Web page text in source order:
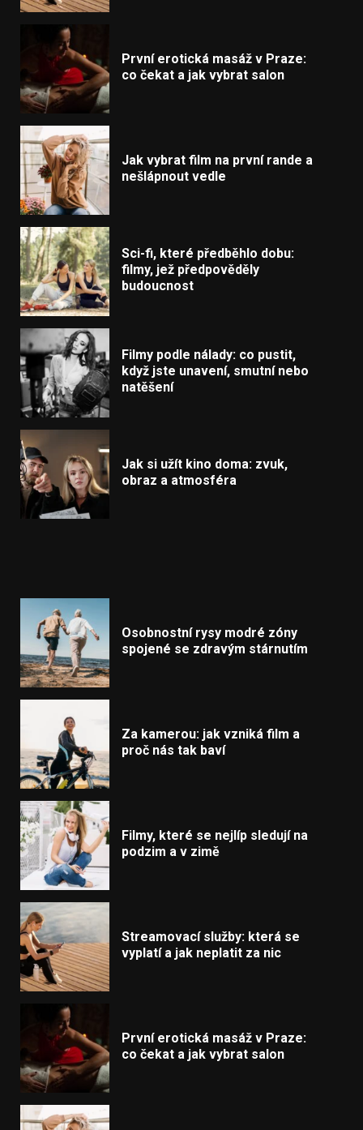
První erotická masáž v Praze:
co čekat a jak vybrat salon
Jak vybrat film na první rande a
nešlápnout vedle
Sci-fi, které předběhlo dobu:
filmy, jež předpověděly
budoucnost
Filmy podle nálady: co pustit,
když jste unavení, smutní nebo
natěšení
Jak si užít kino doma: zvuk,
obraz a atmosféra
Osobnostní rysy modré zóny
spojené se zdravým stárnutím
Za kamerou: jak vzniká film a
proč nás tak baví
Filmy, které se nejlíp sledují na
podzim a v zimě
Streamovací služby: která se
vyplatí a jak neplatit za nic
První erotická masáž v Praze:
co čekat a jak vybrat salon